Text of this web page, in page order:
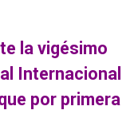
la vigésimo
Internacional
por primera